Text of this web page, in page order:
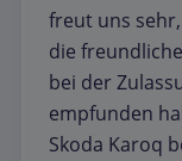
freut uns
die
bei der
empfunden
Skoda Karoq